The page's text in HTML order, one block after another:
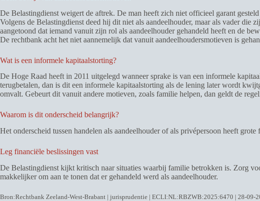
De Belastingdienst weigert de aftrek. De man heeft zich niet officieel garant
Volgens de Belastingdienst deed hij dit niet als aandeelhouder, maar als vader
aangetoond dat iemand vanuit zijn rol als aandeelhouder gehandeld heeft en de
De rechtbank acht het niet aannemelijk dat vanuit aandeelhoudersmotieven is
Wat is een informele kapitaalstorting?
De Hoge Raad heeft in 2011 uitgelegd wanneer sprake is van een informele
terugbetalen, dan is dit een informele kapitaalstorting als de lening later wordt
omvalt. Gebeurt dit vanuit andere motieven, zoals familie helpen, dan geldt de
Waarom is dit onderscheid belangrijk?
Het onderscheid tussen handelen als aandeelhouder of als privépersoon heeft
Leg financiële beslissingen vast
De Belastingdienst kijkt kritisch naar situaties waarbij familie betrokken is. Zorg
makkelijker om aan te tonen dat er gehandeld werd als aandeelhouder.
Bron:Rechtbank Zeeland-West-Brabant | jurisprudentie | ECLI:NL:RBZWB:2025:6470 | 28-09-